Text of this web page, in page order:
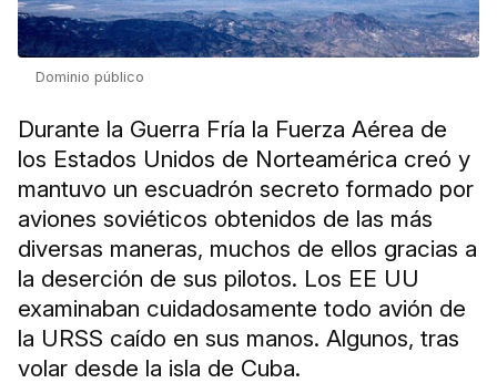
Dominio público
Durante la Guerra Fría la Fuerza Aérea de
los Estados Unidos de Norteamérica creó y
mantuvo un escuadrón secreto formado por
aviones soviéticos obtenidos de las más
diversas maneras, muchos de ellos gracias a
la deserción de sus pilotos. Los EE UU
examinaban cuidadosamente todo avión de
la URSS caído en sus manos. Algunos, tras
volar desde la isla de Cuba.